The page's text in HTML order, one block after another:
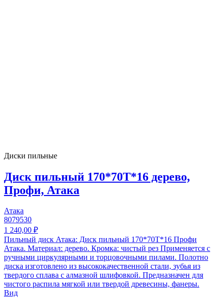
Диски пильные
Диск пильный 170*70T*16 дерево,
Профи, Атака
Атака
8079530
1 240,00 ₽
Пильный диск Атака: Диск пильный 170*70T*16 Профи
Атака. Материал: дерево. Кромка: чистый рез Применяется с
ручными циркулярными и торцовочными пилами. Полотно
диска изготовлено из высококачественной стали, зубья из
твердого сплава с алмазной шлифовкой. Предназначен для
чистого распила мягкой или твердой древесины, фанеры.
Вид